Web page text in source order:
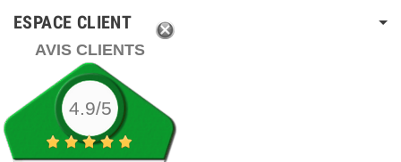
ESPACE CLIENT
AVIS CLIENTS
4.9/5